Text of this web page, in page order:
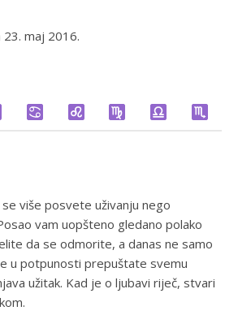
23. maj 2016.
više posvete uživanju nego
vam uopšteno gledano polako
da se odmorite, a danas ne samo
u potpunosti prepuštate svemu
užitak. Kad je o ljubavi riječ, stvari